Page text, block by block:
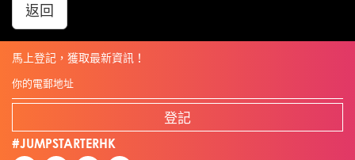
返回
馬上登記，獲取最新資訊！
登記
#JUMPSTARTERHK